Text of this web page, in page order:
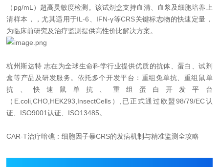
（pg/mL）超高灵敏度检测。该试剂盒支持血清、血浆及细胞培养上
清样本，，尤其适用于IL-6、IFN-γ等CRS关键标志物的快速定量，
为临床前研究及治疗监测提供高性价比解决方案。
杭州斯达特 志在为全球生命科学行业提供优质的抗体、蛋白、试剂
盒等产品及研发服务。依托多个开发平台：重组兔单抗、重组鼠单
抗、快速鼠单抗、重组蛋白开发平台
（E.coli,CHO,HEK293,InsectCells）,已正式通过欧盟98/79/EC认
证、ISO9001认证、ISO13485。
CAR-T治疗暗礁：细胞因子暴CRS的发病机制与精准监测全攻略